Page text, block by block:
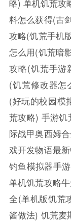
略) 单机饥荒攻
料怎么获得(古
攻略(饥荒手机
怎么用(饥荒暗
攻略(饥荒手游
(饥荒修改器怎
(好玩的校园模
荒攻略) 手游饥
际战甲奥西姆
戏开发物语最
钓鱼模拟器手
单机饥荒攻略
全(单机版饥荒
酱做法) 饥荒麦